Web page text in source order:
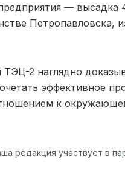
— высадка
Петропавловска,
2 наглядно
эффективное
к
редакция участвует в